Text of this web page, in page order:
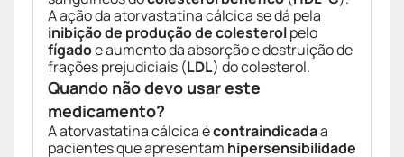
A ação da atorvastatina cálcica se dá pela
inibição de produção de colesterolpelo
fígadoe aumento da absorção e destruição de
frações prejudiciais (LDL) do colesterol.
Quando não devo usar este
medicamento?
A atorvastatina cálcica écontraindicadaa
pacientes que apresentam hipersensibilidade